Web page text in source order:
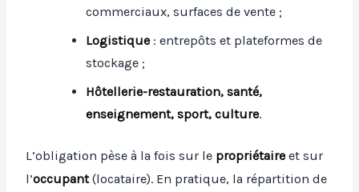
commerciaux, surfaces de vente ;
Logistique : entrepôts et plateformes de
stockage ;
Hôtellerie-restauration, santé,
enseignement, sport, culture.
L’obligation pèse à la fois sur le propriétaire et sur
l’occupant(locataire). En pratique, la répartition de